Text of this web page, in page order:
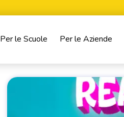
Per le Scuole Per le Aziende